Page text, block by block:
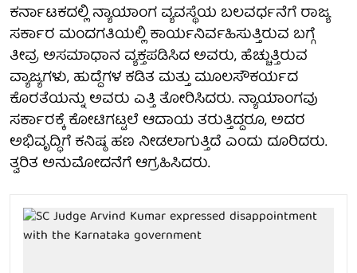
ಕರ್ನಾಟಕದಲ್ಲಿ ನ್ಯಾಯಾಂಗ ವ್ಯವಸ್ಥೆಯ ಬಲವರ್ಧನೆಗೆ ರಾಜ್ಯ
ಸರ್ಕಾರ ಮಂದಗತಿಯಲ್ಲಿ ಕಾರ್ಯನಿರ್ವಹಿಸುತ್ತಿರುವ ಬಗ್ಗೆ
ತೀವ್ರ ಅಸಮಾಧಾನ ವ್ಯಕ್ತಪಡಿಸಿದ ಅವರು, ಹೆಚ್ಚುತ್ತಿರುವ
ವ್ಯಾಜ್ಯಗಳು, ಹುದ್ದೆಗಳ ಕಡಿತ ಮತ್ತು ಮೂಲಸೌಕರ್ಯದ
ಕೊರತೆಯನ್ನು ಅವರು ಎತ್ತಿ ತೋರಿಸಿದರು. ನ್ಯಾಯಾಂಗವು
ಸರ್ಕಾರಕ್ಕೆ ಕೋಟಿಗಟ್ಟಲೆ ಆದಾಯ ತರುತ್ತಿದ್ದರೂ, ಅದರ
ಅಭಿವೃದ್ಧಿಗೆ ಕನಿಷ್ಠ ಹಣ ನೀಡಲಾಗುತ್ತಿದೆ ಎಂದು ದೂರಿದರು.
ತ್ವರಿತ ಅನುಮೋದನೆಗೆ ಆಗ್ರಹಿಸಿದರು.